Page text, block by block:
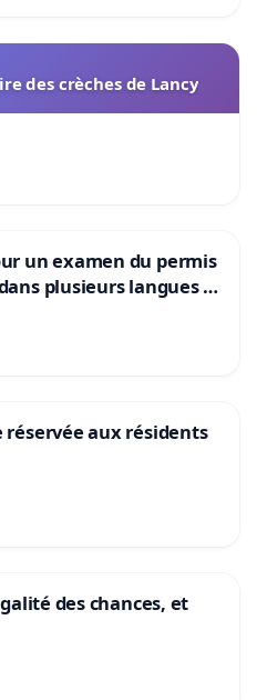
des crèches de Lancy
un examen du permis
plusieurs langues à
aux résidents
des chances, et